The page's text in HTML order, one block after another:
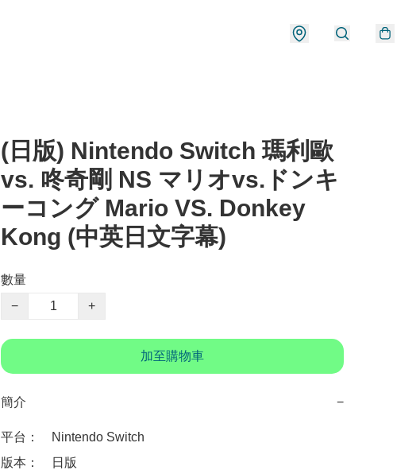
(日版) Nintendo Switch 瑪利歐
vs. 咚奇剛 NS マリオvs.ドンキ
ーコング Mario VS. Donkey
Kong (中英日文字幕)
數量
−
+
加至購物車
簡介 −
平台：　Nintendo Switch
版本：　日版